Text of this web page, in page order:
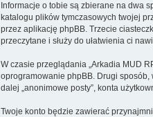
Informacje o tobie są zbierane na dwa
katalogu plików tymczasowych twojej
przez aplikację phpBB. Trzecie
przeczytane i służy do ułatwienia ci
W czasie przeglądania „Arkadia MUD
oprogramowanie phpBB. Drugi sposób,
dalej „anonimowe posty”, konta
Twoje konto będzie zawierać